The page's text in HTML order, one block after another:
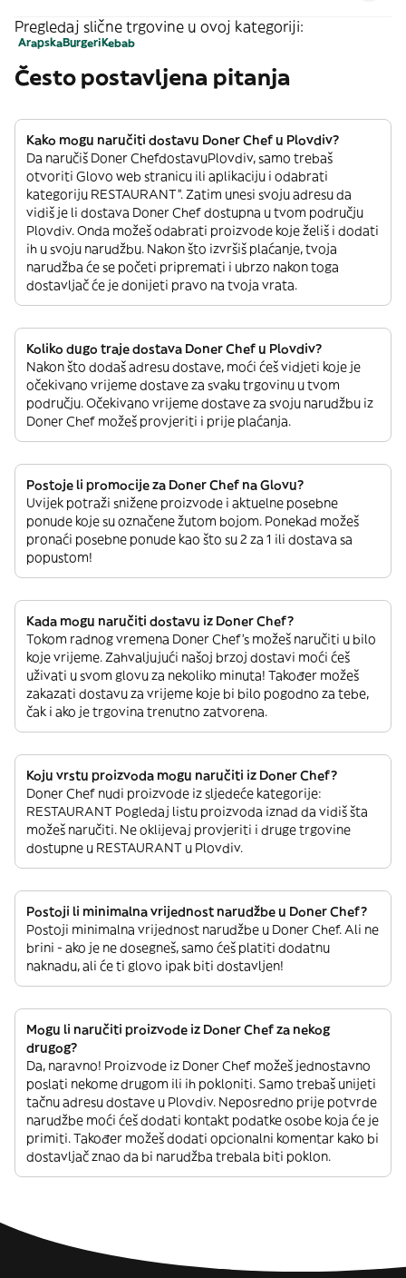
Pregledaj slične trgovine u ovoj kategoriji:
ArapskaBurgeriKebab
Često postavljena pitanja
Kako mogu naručiti dostavu Doner Chef u Plovdiv?
Da naručiš Doner ChefdostavuPlovdiv, samo trebaš
otvoriti Glovo web stranicu ili aplikaciju i odabrati
kategoriju RESTAURANT”. Zatim unesi svoju adresu da
vidiš je li dostava Doner Chef dostupna u tvom području
Plovdiv. Onda možeš odabrati proizvode koje želiš i dodati
ih u svoju narudžbu. Nakon što izvršiš plaćanje, tvoja
narudžba će se početi pripremati i ubrzo nakon toga
dostavljač će je donijeti pravo na tvoja vrata.
Koliko dugo traje dostava Doner Chef u Plovdiv?
Nakon što dodaš adresu dostave, moći ćeš vidjeti koje je
očekivano vrijeme dostave za svaku trgovinu u tvom
području. Očekivano vrijeme dostave za svoju narudžbu iz
Doner Chef možeš provjeriti i prije plaćanja.
Postoje li promocije za Doner Chef na Glovu?
Uvijek potraži snižene proizvode i aktuelne posebne
ponude koje su označene žutom bojom. Ponekad možeš
pronaći posebne ponude kao što su 2 za 1 ili dostava sa
popustom!
Kada mogu naručiti dostavu iz Doner Chef?
Tokom radnog vremena Doner Chef’s možeš naručiti u bilo
koje vrijeme. Zahvaljujući našoj brzoj dostavi moći ćeš
uživati u svom glovu za nekoliko minuta! Također možeš
zakazati dostavu za vrijeme koje bi bilo pogodno za tebe,
čak i ako je trgovina trenutno zatvorena.
Koju vrstu proizvoda mogu naručiti iz Doner Chef?
Doner Chef nudi proizvode iz sljedeće kategorije:
RESTAURANT Pogledaj listu proizvoda iznad da vidiš šta
možeš naručiti. Ne oklijevaj provjeriti i druge trgovine
dostupne u RESTAURANT u Plovdiv.
Postoji li minimalna vrijednost narudžbe u Doner Chef?
Postoji minimalna vrijednost narudžbe u Doner Chef. Ali ne
brini - ako je ne dosegneš, samo ćeš platiti dodatnu
naknadu, ali će ti glovo ipak biti dostavljen!
Mogu li naručiti proizvode iz Doner Chef za nekog
drugog?
Da, naravno! Proizvode iz Doner Chef možeš jednostavno
poslati nekome drugom ili ih pokloniti. Samo trebaš unijeti
tačnu adresu dostave u Plovdiv. Neposredno prije potvrde
narudžbe moći ćeš dodati kontakt podatke osobe koja će je
primiti. Također možeš dodati opcionalni komentar kako bi
dostavljač znao da bi narudžba trebala biti poklon.